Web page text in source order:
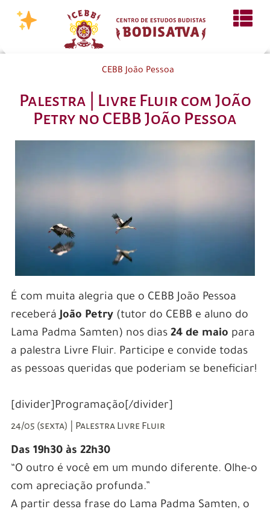
CEBB João Pessoa
Palestra | Livre Fluir com João
Petry no CEBB João Pessoa
É com muita alegria que o CEBB João Pessoa
receberáJoão Petry(tutor do CEBB e aluno do
Lama Padma Samten) nos dias 24 de maio para
a palestra Livre Fluir. Participe e convide todas
as pessoas queridas que poderiam se beneficiar!
[divider]Programação[/divider]
24/05 (sexta) | Palestra Livre Fluir
Das 19h30 às 22h30
“O outro é você em um mundo diferente. Olhe-o
com apreciação profunda.”
A partir dessa frase do Lama Padma Samten, o